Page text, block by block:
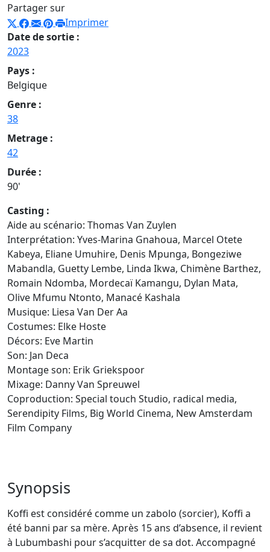
Partager sur
Imprimer
Date de sortie :
2023
Pays :
Belgique
Genre :
38
Metrage :
42
Durée :
90'
Casting :
Aide au scénario: Thomas Van Zuylen
Interprétation: Yves-Marina Gnahoua, Marcel Otete
Kabeya, Eliane Umuhire, Denis Mpunga, Bongeziwe
Mabandla, Guetty Lembe, Linda Ikwa, Chimène Barthez,
Romain Ndomba, Mordecaï Kamangu, Dylan Mata,
Olive Mfumu Ntonto, Manacé Kashala
Musique: Liesa Van Der Aa
Costumes: Elke Hoste
Décors: Eve Martin
Son: Jan Deca
Montage son: Erik Griekspoor
Mixage: Danny Van Spreuwel
Coproduction: Special touch Studio, radical media,
Serendipity Films, Big World Cinema, New Amsterdam
Film Company
Synopsis
Koffi est considéré comme un zabolo (sorcier), Koffi a
été banni par sa mère. Après 15 ans d’absence, il revient
à Lubumbashi pour s’acquitter de sa dot. Accompagné